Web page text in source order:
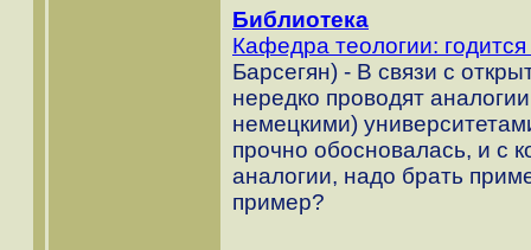
Библиотека
Кафедра теологии:
Барсегян) - В связи с
нередко проводят
немецкими)
прочно обосновалась, и с
аналогии, надо брать
пример?